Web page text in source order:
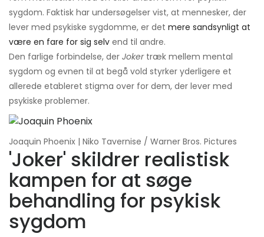
sygdom. Faktisk har undersøgelser vist, at mennesker, der
lever med psykiske sygdomme, er det mere sandsynligt at
være en fare for sig selv end til andre.
Den farlige forbindelse, der Jokertræk mellem mental
sygdom og evnen til at begå vold styrker yderligere et
allerede etableret stigma over for dem, der lever med
psykiske problemer.
Joaquin Phoenix | Niko Tavernise / Warner Bros. Pictures
'Joker' skildrer realistisk
kampen for at søge
behandling for psykisk
sygdom